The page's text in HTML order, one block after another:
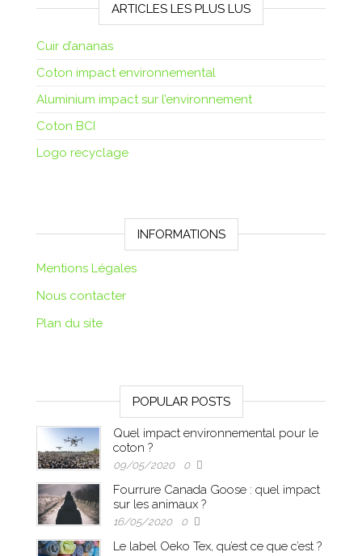
ARTICLES LES PLUS LUS
Cuir d’ananas
Coton impact environnemental
Aluminium impact sur l’environnement
Coton BCI
Logo recyclage
INFORMATIONS
Mentions Légales
Nous contacter
Plan du site
POPULAR POSTS
Quel impact environnemental pour le
coton ?
09/05/2020 0
Fourrure Canada Goose : quel impact
sur les animaux ?
16/05/2020 0
Le label Oeko Tex, qu’est ce que c’est ?